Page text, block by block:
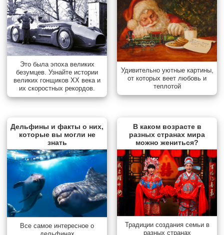
Это была эпоха великих
безумцев. Узнайте истории
великих гонщиков XX века и
их скоростных рекордов.
Удивительно уютные картины,
от которых веет любовь и
теплотой
Дельфины и факты о них,
которые вы могли не
знать
Все самое интересное о
В каком возрасте в
разных странах мира
можно жениться?
Традиции создания семьи в
разных странах